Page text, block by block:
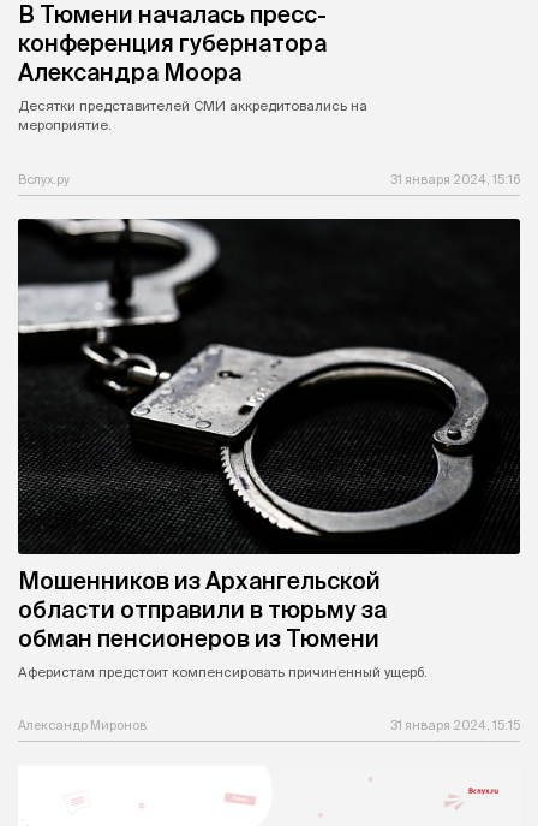
В Тюмени началась пресс-
конференция губернатора
Александра Моора
Десятки представителей СМИ аккредитовались на
мероприятие.
Вслух.ру 31 января 2024, 15:16
Мошенников из Архангельской
области отправили в тюрьму за
обман пенсионеров из Тюмени
Аферистам предстоит компенсировать причиненный ущерб.
Александр Миронов 31 января 2024, 15:15